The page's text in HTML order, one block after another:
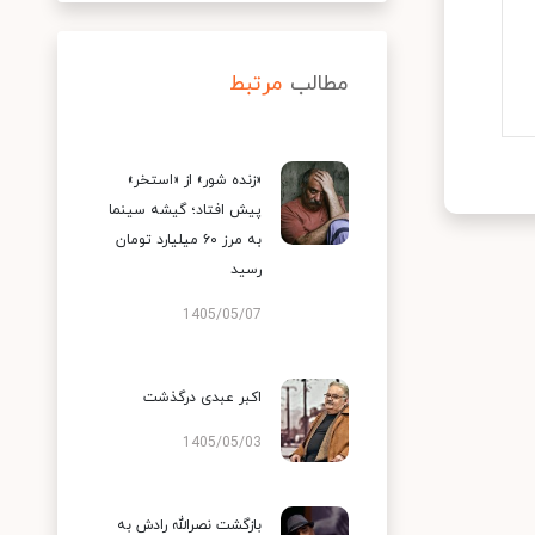
مطالب مرتبط
«زنده شور» از «استخر»
پیش افتاد؛ گیشه سینما
به مرز ۶۰ میلیارد تومان
رسید
1405/05/07
اکبر عبدی درگذشت
1405/05/03
بازگشت نصرالله رادش به